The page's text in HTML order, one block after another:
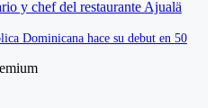
Dominicana hace su debut en 50